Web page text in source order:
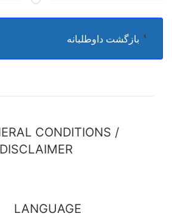
بازگشت داوطلبانه
CONDITIONS /
DISCLAIMER
LANGUAGE